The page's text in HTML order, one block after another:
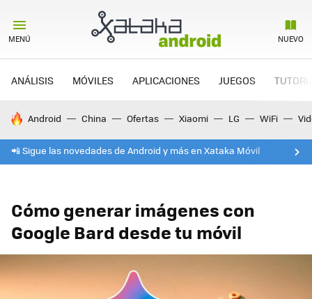
MENÚ NUEVO
ANÁLISIS MÓVILES APLICACIONES JUEGOS
HOY SE HABLA DE
Android China Ofertas Xiaomi LG WiFi
📲 Sigue las novedades de Android y más en Xataka Móvil
Cómo generar imágenes con
Google Bard desde tu móvil